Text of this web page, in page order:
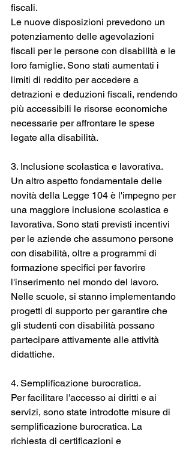
fiscali.
Le nuove disposizioni prevedono un
potenziamento delle agevolazioni
fiscali per le persone con disabilità e le
loro famiglie. Sono stati aumentati i
limiti di reddito per accedere a
detrazioni e deduzioni fiscali, rendendo
più accessibili le risorse economiche
necessarie per affrontare le spese
legate alla disabilità.
3. Inclusione scolastica e lavorativa.
Un altro aspetto fondamentale delle
novità della Legge 104 è l'impegno per
una maggiore inclusione scolastica e
lavorativa. Sono stati previsti incentivi
per le aziende che assumono persone
con disabilità, oltre a programmi di
formazione specifici per favorire
l'inserimento nel mondo del lavoro.
Nelle scuole, si stanno implementando
progetti di supporto per garantire che
gli studenti con disabilità possano
partecipare attivamente alle attività
didattiche.
4. Semplificazione burocratica.
Per facilitare l'accesso ai diritti e ai
servizi, sono state introdotte misure di
semplificazione burocratica. La
richiesta di certificazioni e